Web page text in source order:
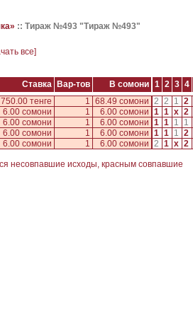
:: Тираж №493 "Тираж №493"
все]
Ставка Вар-тов В сомони 1 2 3 4
тенге 1 68.49 сомони 2 2 1 2
6.00 сомони 1 6.00 сомони 1 1 x 2
6.00 сомони 1 6.00 сомони 1 1 1
1
6.00 сомони 1 6.00 сомони 1 1 1 2
6.00 сомони 1 6.00 сомони 2 1 x 2
несовпавшие исходы, красным совпавшие